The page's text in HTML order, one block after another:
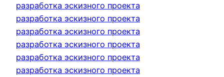
разработка эскизного проекта
разработка эскизного проекта
разработка эскизного проекта
разработка эскизного проекта
разработка эскизного проекта
разработка эскизного проекта